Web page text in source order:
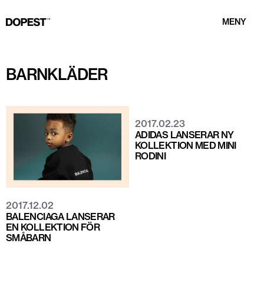
MENY
BARNKLÄDER
2017.12.02
BALENCIAGA LANSERAR
EN KOLLEKTION FÖR
SMÅBARN
2017.02.23
ADIDAS LANSERAR NY
KOLLEKTION MED MINI
RODINI